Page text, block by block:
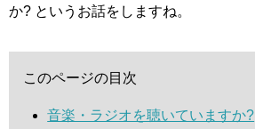
か? というお話をしますね。
このページの目次
音楽・ラジオを聴いていますか?